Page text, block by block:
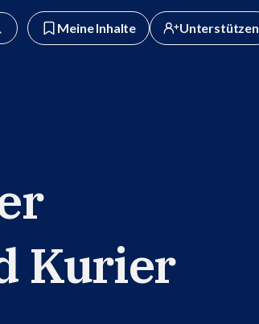
Meine Inhalte Unterstützen
Kurier